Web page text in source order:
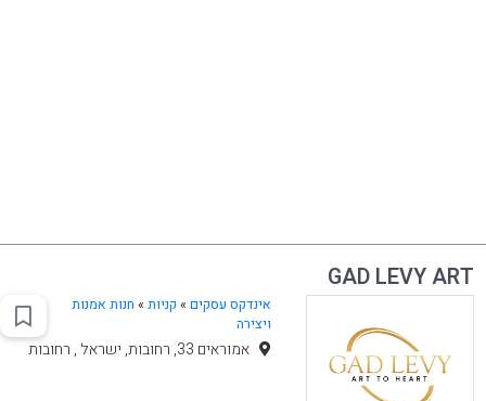
GAD LEVY ART
אינדקס עסקים » קניות» חנות אמנות
ויצירה
אמוראים 33, רחובות, ישראל , רחובות